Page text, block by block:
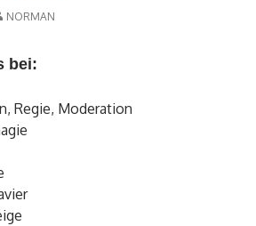
NORMAN
bei:
Regie, Moderation